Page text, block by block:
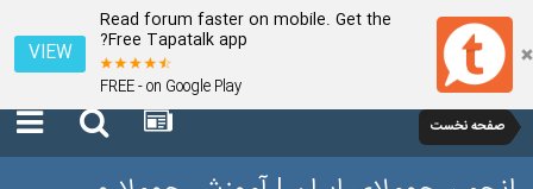
Read forum faster on mobile. Get the
Free Tapatalk app?
FREE - on Google Play
VIEW
صفحه نخست